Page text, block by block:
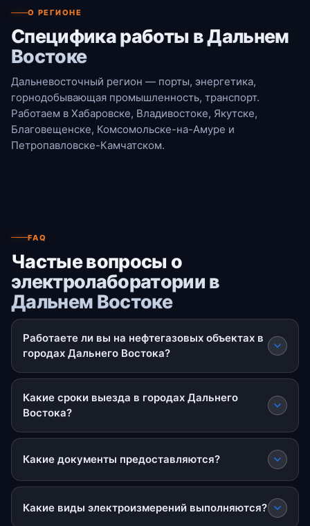
О РЕГИОНЕ
Специфика работы в Дальнем
Востоке
Дальневосточный регион — порты, энергетика,
горнодобывающая промышленность, транспорт.
Работаем в Хабаровске, Владивостоке, Якутске,
Благовещенске, Комсомольске-на-Амуре и
Петропавловске-Камчатском.
FAQ
Частые вопросы о
электролаборатории в
Дальнем Востоке
Работаете ли вы на нефтегазовых объектах в
городах Дальнего Востока?
Какие сроки выезда в городах Дальнего
Востока?
Какие документы предоставляются?
Какие виды электроизмерений выполняются?